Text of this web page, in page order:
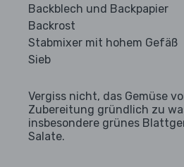
Backblech und Backpapier
Backrost
Stabmixer mit hohem Gefäß
Sieb
Vergiss nicht, das Gemüse
Zubereitung gründlich zu
insbesondere grünes
Salate.